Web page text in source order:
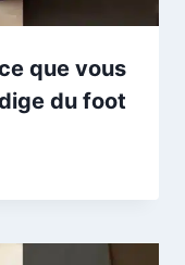
que vous
du foot